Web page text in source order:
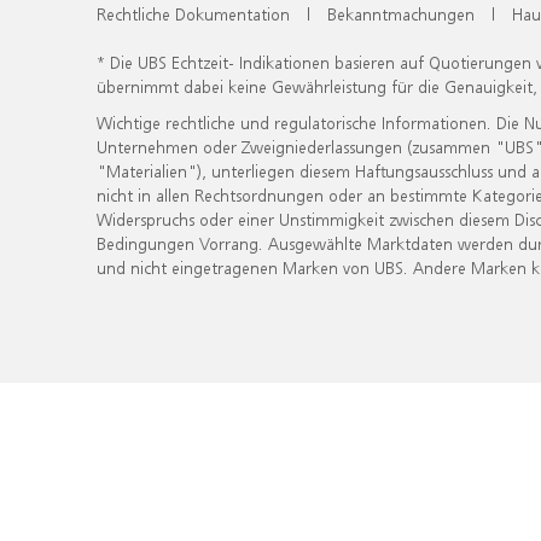
Rechtliche Dokumentation | Bekanntmachungen |
* Die UBS Echtzeit- Indikationen basieren auf
übernimmt dabei keine Gewährleistung für die
Wichtige rechtliche und regulatorische Informationen. Die
Unternehmen oder Zweigniederlassungen (zusammen
"Materialien"), unterliegen diesem Haftungsausschluss
nicht in allen Rechtsordnungen oder an bestimmte
Widerspruchs oder einer Unstimmigkeit zwischen diesem
Bedingungen Vorrang. Ausgewählte Marktdaten werden
und nicht eingetragenen Marken von UBS. Andere Marken